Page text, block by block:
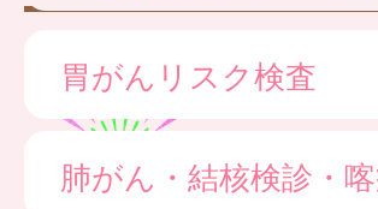
胃がんリスク検査
肺がん・結核検診・